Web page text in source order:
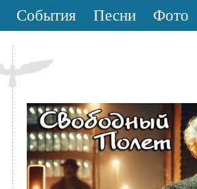
События Песни Фото
Обложка
диска
Файл
изображения